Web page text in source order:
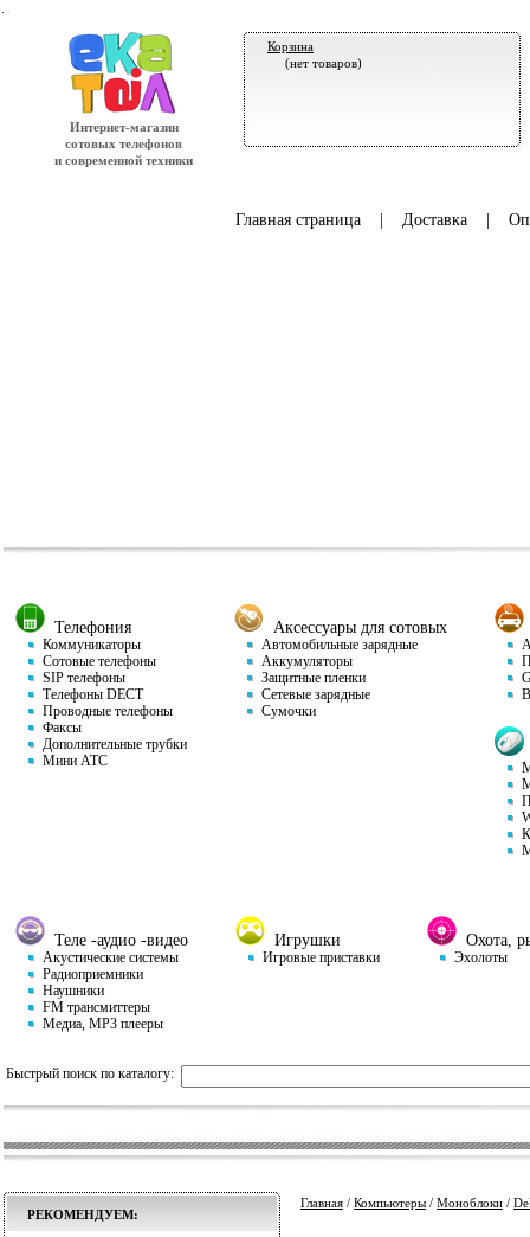
Интернет-магазин
сотовых телефонов
и современной техники
Корзина
(нет товаров)
Главная страница| Доставка|
Телефония
Коммуникаторы
Сотовые телефоны
SIP телефоны
Телефоны DECT
Проводные телефоны
Факсы
Дополнительные трубки
Мини АТС
Аксессуары для сотовых
Автомобильные зарядные
Аккумуляторы
Защитные пленки
Сетевые зарядные
Сумочки
Теле -аудио -видео
Акустические системы
Радиоприемники
Наушники
FM трансмиттеры
Медиа, MP3 плееры
Игрушки
Игровые приставки
Охота,
Эхолоты
Быстрый поиск по каталогу:
РЕКОМЕНДУЕМ:
Главная / Компьютеры / Моноблоки /